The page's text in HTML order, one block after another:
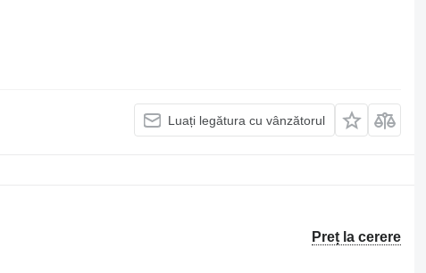
Luați legătura cu vânzătorul
Preț la cerere